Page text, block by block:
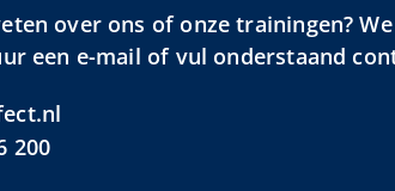
over ons of onze trainingen?
een e-mail of vul onderstaand
200